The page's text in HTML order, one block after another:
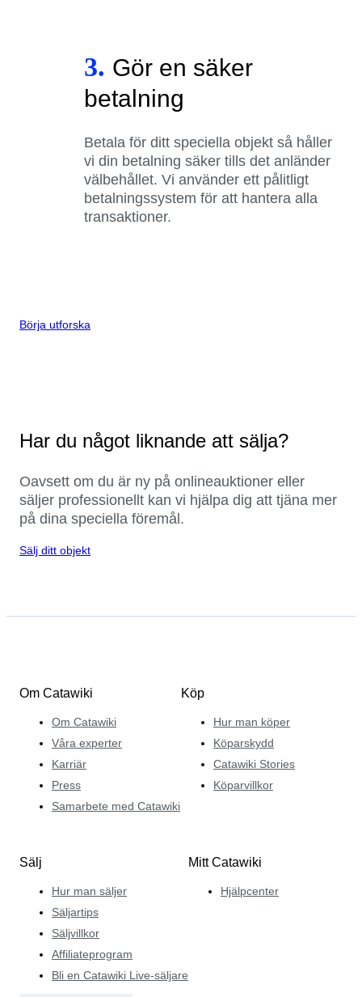
3. Gör en säker
betalning
Betala för ditt speciella objekt så håller
vi din betalning säker tills det anländer
välbehållet. Vi använder ett pålitligt
betalningssystem för att hantera alla
transaktioner.
Börja utforska
Har du något liknande att sälja?
Oavsett om du är ny på onlineauktioner eller
säljer professionellt kan vi hjälpa dig att tjäna mer
på dina speciella föremål.
Sälj ditt objekt
Om Catawiki
Om Catawiki
Våra experter
Karriär
Press
Samarbete med Catawiki
Köp
Hur man köper
Köparskydd
Catawiki Stories
Köparvillkor
Sälj
Hur man säljer
Säljartips
Säljvillkor
Affiliateprogram
Bli en Catawiki Live-säljare
Mitt Catawiki
Hjälpcenter